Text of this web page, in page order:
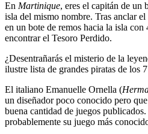
En Martinique, eres el capitán de un
isla del mismo nombre. Tras anclar
en un bote de remos hacia la isla con
encontrar el Tesoro Perdido.
¿Desentrañarás el misterio de la
ilustre lista de grandes piratas de los
El italiano Emanuelle Ornella (
un diseñador poco conocido pero
buena cantidad de juegos
probablemente su juego más